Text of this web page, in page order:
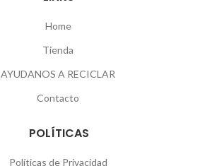
Home
Tienda
AYUDANOS A RECICLAR
Contacto
POLÍTICAS
Políticas de Privacidad